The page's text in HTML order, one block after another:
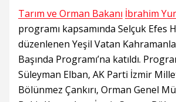
Tarım ve Orman Bakanı İbrahim
programı kapsamında Selçuk Efes
düzenlenen Yeşil Vatan
Başında Programı’na katıldı.
Süleyman Elban, AK Parti İzmir
Bölünmez Çankırı, Orman Genel